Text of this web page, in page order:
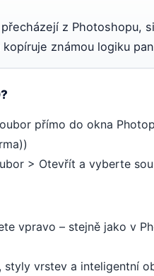
z Photoshopu,
známou logiku
přímo do okna
> Otevřít a vyberte
vpravo – stejně jako v
styly vrstev a inteligentní